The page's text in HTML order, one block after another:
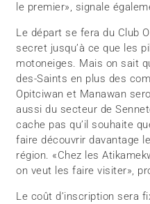
le premier», signale
Le départ se fera du Club
secret jusqu’à ce que les
motoneiges. Mais on sait
des-Saints en plus des
Opitciwan et Manawan
aussi du secteur de
cache pas qu’il souhaite
faire découvrir davantage
région. «Chez les
on veut les faire visiter»,
Le coût d’inscription sera